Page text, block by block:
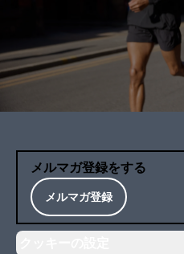
メルマガ登録をする
メルマガ登録